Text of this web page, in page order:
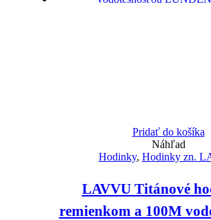
Pridať do košíka
Náhľad
Hodinky, Hodinky zn.
LAVVU Titánové
remienkom a 100M